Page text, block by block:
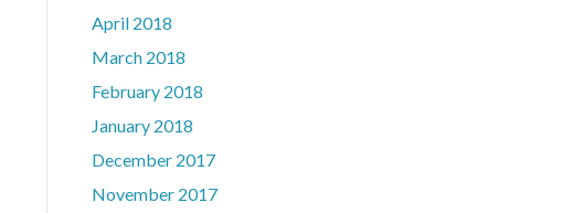
April 2018
March 2018
February 2018
January 2018
December 2017
November 2017